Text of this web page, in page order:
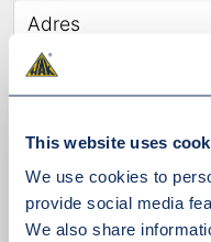
This website uses
We use cookies to
provide social media
We also share